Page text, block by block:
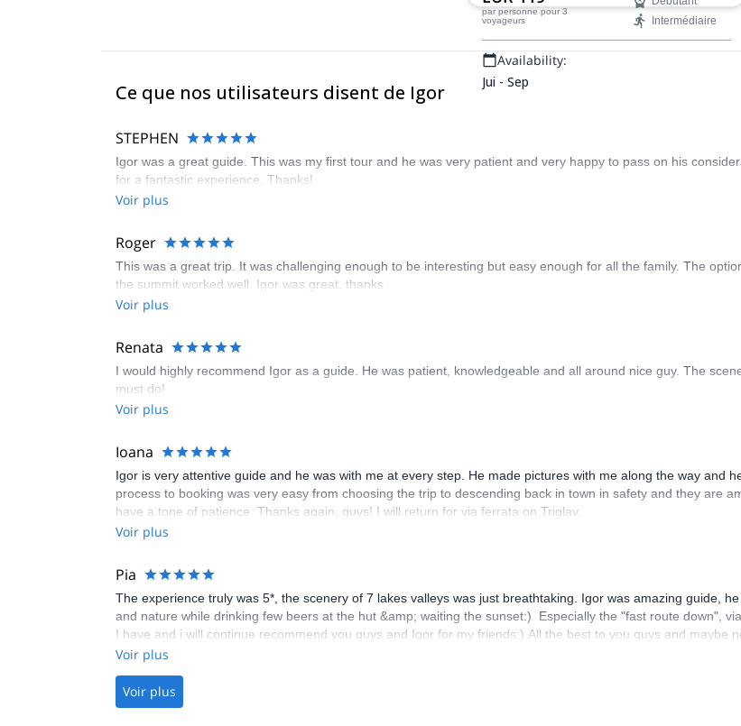
côté slovène.
par personne pour 3
voyageurs
Intermédiaire
Availability:
Jui - Sep
Ce que nos utilisateurs disent de Igor
STEPHEN
Igor was a great guide. This was my first tour and he was very patient and very happy to pass on his
for a fantastic experience. Thanks!
Voir plus
Roger
This was a great trip. It was challenging enough to be interesting but easy enough for all the family. The
the summit worked well. Igor was great. thanks
Voir plus
Renata
I would highly recommend Igor as a guide. He was patient, knowledgeable and all around nice guy. The
must do!
Voir plus
Ioana
Igor is very attentive guide and he was with me at every step. He made pictures with me along the way and
process to booking was very easy from choosing the trip to descending back in town in safety and they are
have a tone of patience. Thanks again, guys! I will return for via ferrata on Triglav.
Voir plus
Pia
The experience truly was 5*, the scenery of 7 lakes valleys was just breathtaking. Igor was amazing guide,
and nature while drinking few beers at the hut &amp; waiting the sunset:) Especially the "fast route down",
I have and i will continue recommend you guys and Igor for my friends;) All the best to you guys and maybe
Sunshine from Finland.
Voir plus
Voir plus